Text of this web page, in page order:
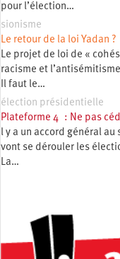
pour l’élection…
sionisme
Le retour de la loi Yadan ?
Le projet de loi de «
racisme et
Il faut le…
élection présidentielle
Plateforme 4 : Ne pas
l y a un accord général
vont se dérouler les
La…